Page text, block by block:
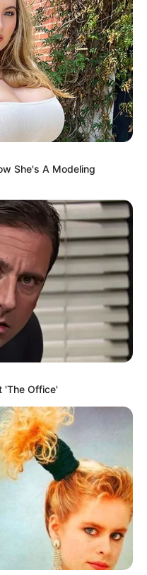
She's A Modeling
'The Office'